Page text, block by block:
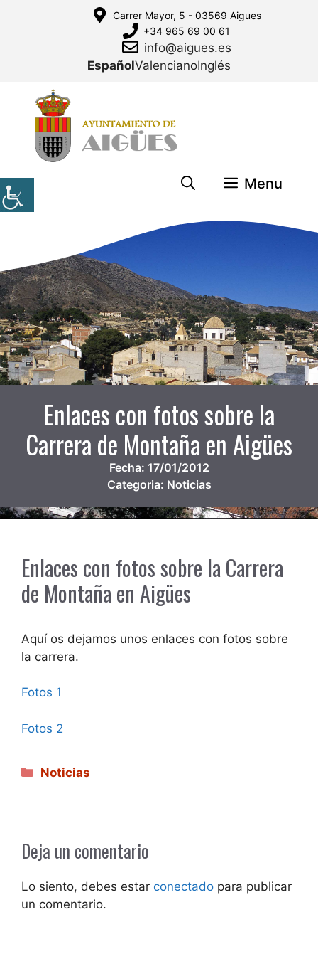
Carrer Mayor, 5 - 03569 Aigues
+34 965 69 00 61
info@aigues.es
EspañolValencianoInglés
Menu
Enlaces con fotos sobre la
Carrera de Montaña en Aigües
Fecha: 17/01/2012
Categoria: Noticias
Enlaces con fotos sobre la Carrera
de Montaña en Aigües
Aquí os dejamos unos enlaces con fotos sobre
la carrera.
Fotos 1
Fotos 2
Categorías
Noticias
Deja un comentario
Lo siento, debes estar conectado para publicar
un comentario.